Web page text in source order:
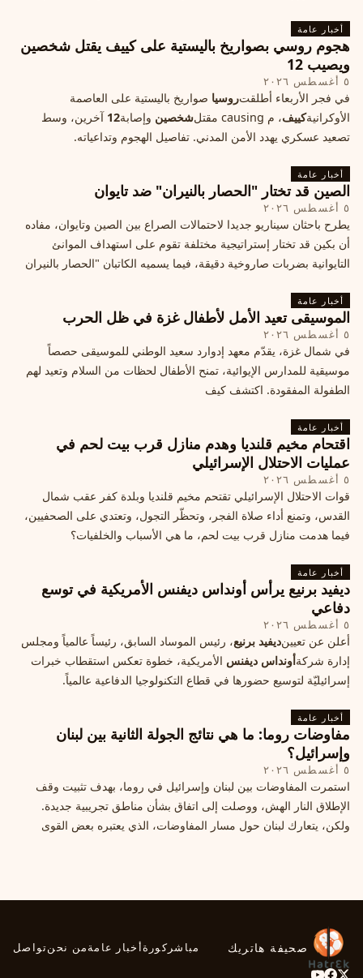
أخبار عامة
هجوم روسي بصواريخ باليستية على كييف يقتل شخصين
ويصيب 12
٥ أغسطس ٢٠٢٦
في فجر الأربعاء أطلقتروسيا صواريخ باليستية على العاصمة
الأوكرانيةكييف، م causing مقتل شخصين وإصابة12 آخرين، وسط
تصعيد عسكري يهدد الأمن المدني. تفاصيل الهجوم وتداعياته.
أخبار عامة
الصين قد تختار "الحصار بالنيران" ضد تايوان
٥ أغسطس ٢٠٢٦
يطرح باحثان سيناريو جديدا لاحتمالات الصراع بين الصين وتايوان، مفاده
أن بكين قد تختار إستراتيجية مختلفة تقوم على استهداف الموانئ
التايوانية بضربات صاروخية دقيقة، فيما يسميه الكاتبان "الحصار بالنيران
أخبار عامة
الموسيقى تعيد الأمل لأطفال غزة في ظل الحرب
٥ أغسطس ٢٠٢٦
في شمال غزة، يقدّم معهد إدوارد سعيد الوطني للموسيقى حصصاً
موسيقية للمدارس الإيوائية، تمنح الأطفال لحظات من السلام وتعيد لهم
الطفولة المفقودة. اكتشف كيف
أخبار عامة
اقتحام مخيم قلنديا وهدم منازل قرب بيت لحم في
عمليات الاحتلال الإسرائيلي
٥ أغسطس ٢٠٢٦
قوات الاحتلال الإسرائيلي تقتحم مخيم قلنديا وبلدة كفر عقب شمال
القدس، وتمنع أداء صلاة الفجر، وتحظّر التجول، وتعتدي على الصحفيين،
فيما هدمت منازل قرب بيت لحم، ما هي الأسباب والخلفيات؟
أخبار عامة
ديفيد برنيع يرأس أونداس ديفنس الأمريكية في توسع
دفاعي
٥ أغسطس ٢٠٢٦
أعلن عن تعيينديفيد برنيع، رئيس الموساد السابق، رئيساً عالمياً ومجلس
إدارة شركةأونداس ديفنس الأمريكية، خطوة تعكس استقطاب خبرات
إسرائيليّة لتوسيع حضورها في قطاع التكنولوجيا الدفاعية عالمياً.
أخبار عامة
مفاوضات روما: ما هي نتائج الجولة الثانية بين لبنان
وإسرائيل؟
٥ أغسطس ٢٠٢٦
استمرت المفاوضات بين لبنان وإسرائيل في روما، بهدف تثبيت وقف
الإطلاق النار الهش، ووصلت إلى اتفاق بشأن مناطق تجريبية جديدة.
ولكن، يتعارك لبنان حول مسار المفاوضات، الذي يعتبره بعض القوى
صحيفة هاتريك مباشر كورةأخبار عامةمن نحنتواصل